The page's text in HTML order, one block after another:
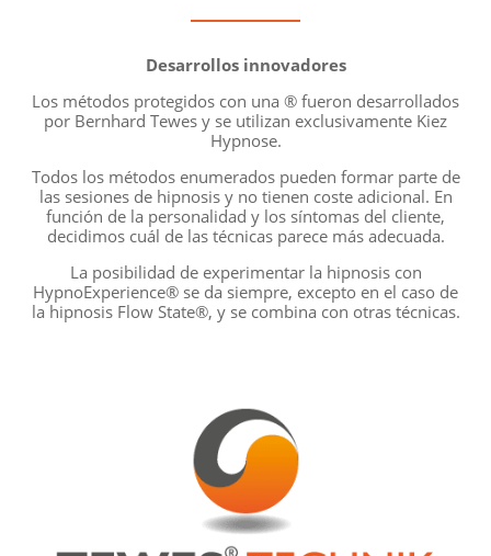
Desarrollos innovadores
Los métodos protegidos con una ® fueron desarrollados
por Bernhard Tewes y se utilizan exclusivamente Kiez
Hypnose.
Todos los métodos enumerados pueden formar parte de
las sesiones de hipnosis y no tienen coste adicional. En
función de la personalidad y los síntomas del cliente,
decidimos cuál de las técnicas parece más adecuada.
La posibilidad de experimentar la hipnosis con
HypnoExperience® se da siempre, excepto en el caso de
la hipnosis Flow State®, y se combina con otras técnicas.